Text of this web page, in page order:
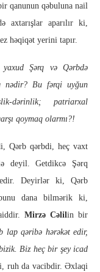
qanunun qəbuluna nail
axtarışlar aparılır ki,
həqiqət yerini tapır.
yaxud Şərq və Qərbdə
nədir? Bu fərqi uyğun
dərinlik; patriarxal
qoymaq olarmı?!
Qərb qərbdi, heç vaxt
deyil. Getdikcə Şərq
Deyirlər ki, Qərb
dana bilmərik ki,
Mirzə Cəlilin bir
lap qəribə hərəkət edir,
Biz heç bir şey icad
ruh da vacibdir. Əxlaqi